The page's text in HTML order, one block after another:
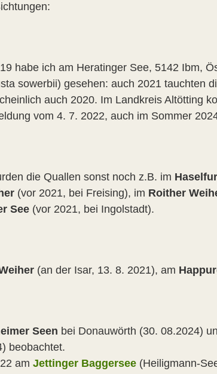
habe ich am Heratinger See, 5142 Ibm,
sowerbii) gesehen: auch 2021 tauchten
auch 2020. Im Landkreis Altötting
vom 4. 7. 2022, auch im Sommer
die Quallen sonst noch z.B. im
(vor 2021, bei Freising), im Roither
See (vor 2021, bei Ingolstadt).
(an der Isar, 13. 8. 2021), am
Seen bei Donauwörth (30. 08.2024)
beobachtet.
am Jettinger Baggersee (Heiligmann-